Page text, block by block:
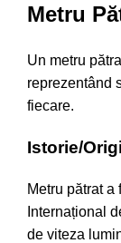
Metru
Un metru
reprezentând
fiecare.
Istorie/
Metru pătrat
Internațional
de viteza